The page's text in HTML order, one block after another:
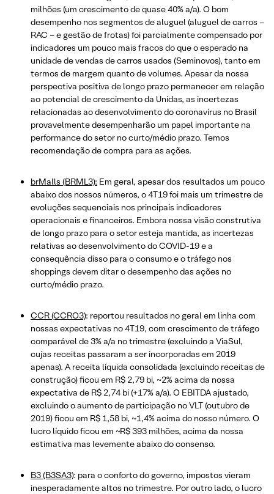
milhões (um crescimento de quase 40% a/a). O bom
desempenho nos segmentos de aluguel (aluguel de carros –
RAC – e gestão de frotas) foi parcialmente compensado por
indicadores um pouco mais fracos do que o esperado na
unidade de vendas de carros usados (Seminovos), tanto em
termos de margem quanto de volumes. Apesar da nossa
perspectiva positiva de longo prazo permanecer em relação
ao potencial de crescimento da Unidas, as incertezas
relacionadas ao desenvolvimento do coronavírus no Brasil
provavelmente desempenharão um papel importante na
performance do setor no curto/médio prazo. Temos
recomendação de compra para as ações.
brMalls (BRML3): Em geral, apesar dos resultados um pouco
abaixo dos nossos números, o 4T19 foi mais um trimestre de
evoluções sequenciais nos principais indicadores
operacionais e financeiros. Embora nossa visão construtiva
de longo prazo para o setor esteja mantida, as incertezas
relativas ao desenvolvimento do COVID-19 e a
consequência disso para o consumo e o tráfego nos
shoppings devem ditar o desempenho das ações no
curto/médio prazo.
CCR (CCRO3): reportou resultados no geral em linha com
nossas expectativas no 4T19, com crescimento de tráfego
comparável de 3% a/a no trimestre (excluindo a ViaSul,
cujas receitas passaram a ser incorporadas em 2019
apenas). A receita líquida consolidada (excluindo receitas de
construção) ficou em R$ 2,79 bi, ~2% acima da nossa
expectativa de R$ 2,74 bi (+17% a/a). O EBITDA ajustado,
excluindo o aumento de participação no VLT (outubro de
2019) ficou em R$ 1,58 bi, ~1,4% acima do nosso número. O
lucro líquido ficou em ~R$ 393 milhões, acima da nossa
estimativa mas levemente abaixo do consenso.
B3 (B3SA3): para o conforto do governo, impostos vieram
inesperadamente altos no trimestre. Por outro lado, o lucro